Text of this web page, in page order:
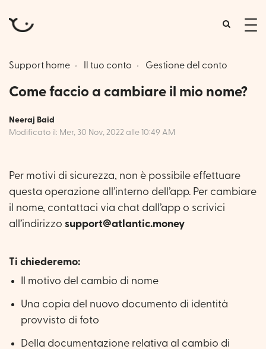
Support home Il tuo conto Gestione del conto
Come faccio a cambiare il mio nome?
Neeraj Baid
Modificato il: Mer, 30 Nov, 2022 alle 10:49 AM
Per motivi di sicurezza, non è possibile effettuare
questa operazione all’interno dell’app. Per cambiare
il nome, contattaci via chat dall’app o scrivici
all’indirizzo support@atlantic.money
Ti chiederemo:
Il motivo del cambio di nome
Una copia del nuovo documento di identità
provvisto di foto
Della documentazione relativa al cambio di